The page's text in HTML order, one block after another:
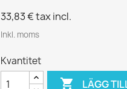
33,83 €tax incl.
Inkl. moms
Kvantitet
 LÄGG